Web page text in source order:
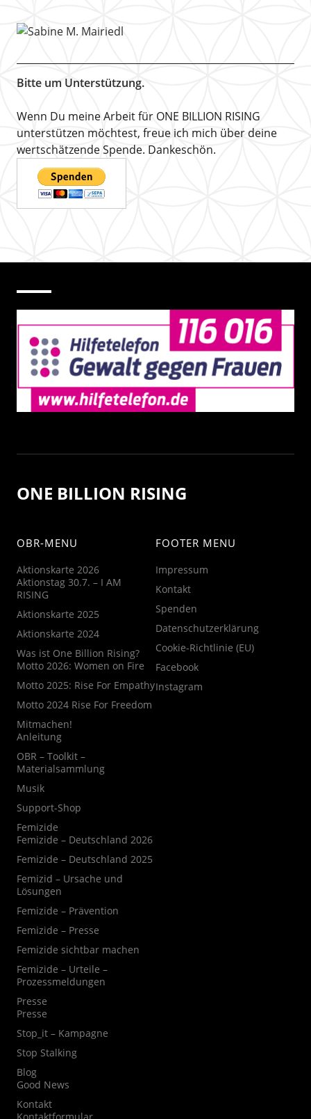
Bitte um Unterstützung.
Wenn Du meine Arbeit für ONE BILLION RISING
unterstützen möchtest, freue ich mich über deine
wertschätzende Spende. Dankeschön.
ONE BILLION RISING
OBR-MENU
Aktionskarte 2026
Aktionstag 30.7. – I AM
RISING
Aktionskarte 2025
Aktionskarte 2024
Was ist One Billion Rising?
Motto 2026: Women on Fire
Motto 2025: Rise For Empathy
Motto 2024 Rise For Freedom
Mitmachen!
Anleitung
OBR – Toolkit –
Materialsammlung
Musik
Support-Shop
Femizide
Femizide – Deutschland 2026
Femizide – Deutschland 2025
Femizid – Ursache und
Lösungen
Femizide – Prävention
Femizide – Presse
Femizide sichtbar machen
Femizide – Urteile –
Prozessmeldungen
Presse
Presse
Stop_it – Kampagne
Stop Stalking
Blog
Good News
Kontakt
FOOTER MENU
Impressum
Kontakt
Spenden
Datenschutzerklärung
Cookie-Richtlinie (EU)
Facebook
Instagram